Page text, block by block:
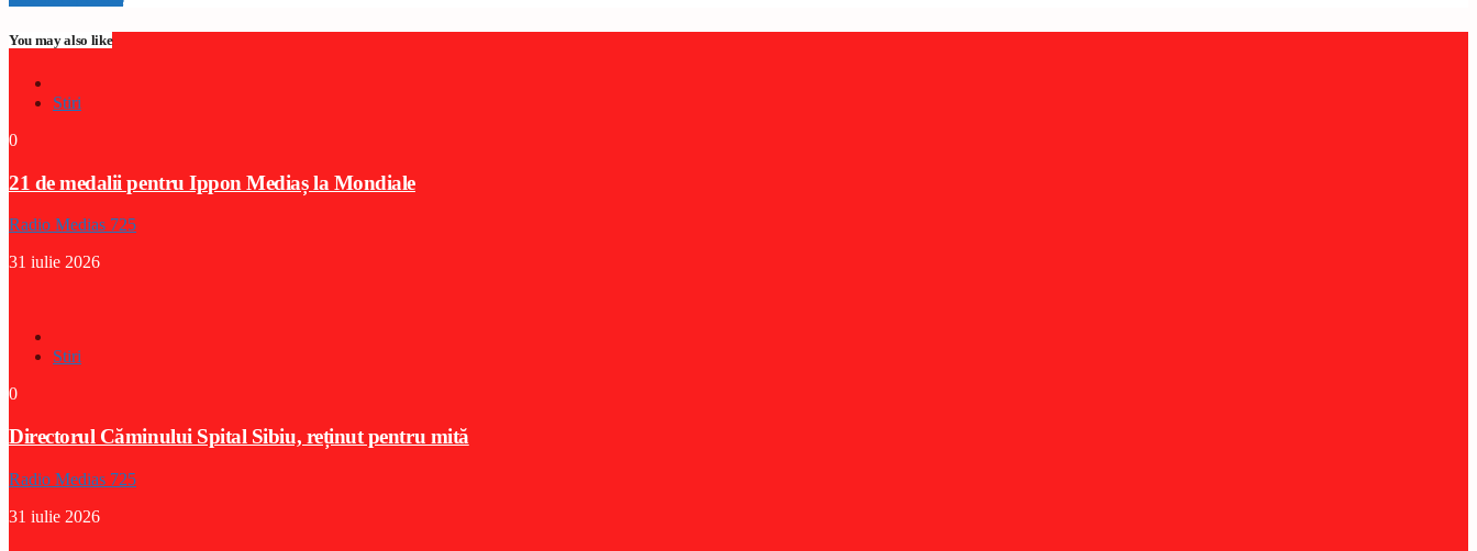
You may also like
Stiri
0
21 de medalii pentru Ippon Mediaș la Mondiale
Radio Medias 725
31 iulie 2026
Stiri
0
Directorul Căminului Spital Sibiu, reținut pentru mită
Radio Medias 725
31 iulie 2026